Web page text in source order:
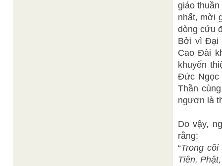
giáo thuần
nhất, mời
dòng cứu
Bởi vì Đại
Cao Đài
khuyến
Đức Ngọc
Thần
ngươn là
Do vậy,
rằng:
“Trong
Tiên,